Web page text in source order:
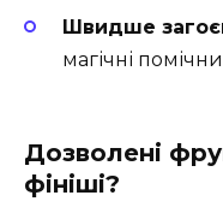
Швидше
магічні
Дозволені
фініші?